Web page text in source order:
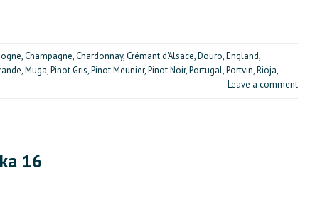
,Champagne,Chardonnay,Crémant d'Alsace,Douro,England,
,Muga,Pinot Gris,Pinot Meunier,Pinot Noir,Portugal,Portvin,Rioja,
Leave a comment
16